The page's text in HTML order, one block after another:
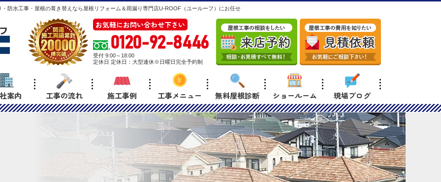
防水工事・屋根の葺き替えなら屋根リフォーム＆雨漏り専門店U-ROOF（ユールーフ）にお任せ
お気軽にお問い合わせ下さい
0120-92-8446
受付 9:00～18:00
定休日 定休日：大型連休※日曜日完全予約制
案内 工事の流れ 施工事例 工事メニュー 無料屋根診断 ショールーム 現場ブログ